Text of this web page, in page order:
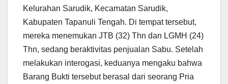
Kelurahan Sarudik, Kecamatan Sarudik,
Kabupaten Tapanuli Tengah. Di tempat tersebut,
mereka menemukan JTB (32) Thn dan LGMH (24)
Thn, sedang beraktivitas penjualan Sabu. Setelah
melakukan interogasi, keduanya mengaku bahwa
Barang Bukti tersebut berasal dari seorang Pria